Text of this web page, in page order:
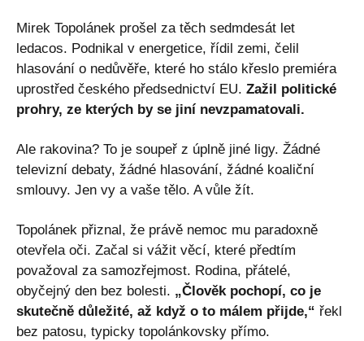
Mirek Topolánek prošel za těch sedmdesát let
ledacos. Podnikal v energetice, řídil zemi, čelil
hlasování o nedůvěře, které ho stálo křeslo premiéra
uprostřed českého předsednictví EU. Zažil politické
prohry, ze kterých by se jiní nevzpamatovali.
Ale rakovina? To je soupeř z úplně jiné ligy. Žádné
televizní debaty, žádné hlasování, žádné koaliční
smlouvy. Jen vy a vaše tělo. A vůle žít.
Topolánek přiznal, že právě nemoc mu paradoxně
otevřela oči. Začal si vážit věcí, které předtím
považoval za samozřejmost. Rodina, přátelé,
obyčejný den bez bolesti. „Člověk pochopí, co je
skutečně důležité, až když o to málem přijde,“ řekl
bez patosu, typicky topolánkovsky přímo.